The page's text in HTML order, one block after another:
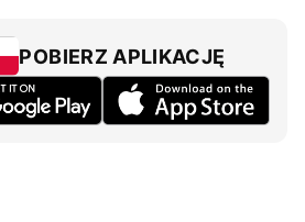
POBIERZ APLIKACJĘ